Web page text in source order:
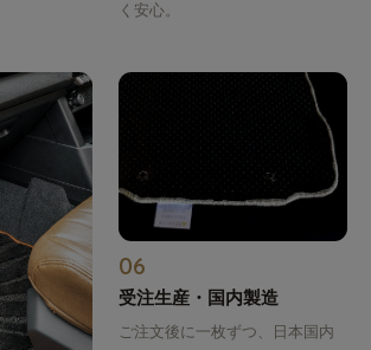
く安心。
06
受注生産・国内製造
ご注文後に一枚ずつ、日本国内